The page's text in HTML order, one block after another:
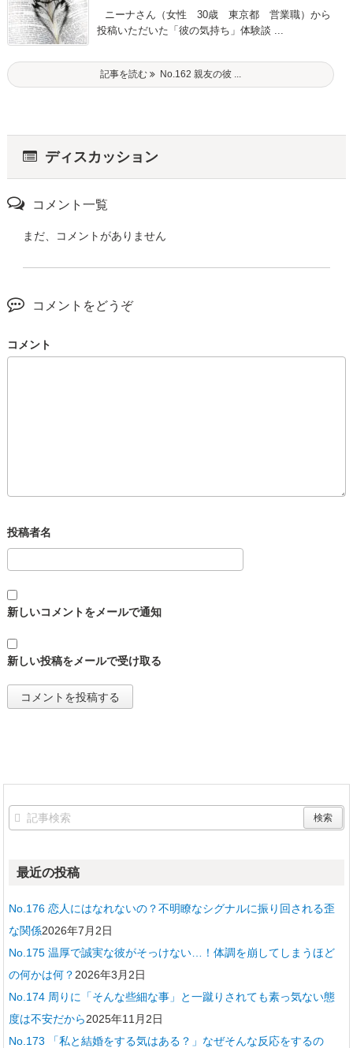
ニーナさん（女性 30歳 東京都 営業職）から
投稿いただいた「彼の気持ち」体験談 ...
記事を読む No.162 親友の彼 ...
ディスカッション
コメント一覧
まだ、コメントがありません
コメントをどうぞ
コメント
新しいコメントをメールで通知
新しい投稿をメールで受け取る
最近の投稿
No.176 恋人にはなれないの？不明瞭なシグナルに振り回される歪
な関係2026年7月2日
No.175 温厚で誠実な彼がそっけない…！体調を崩してしまうほど
の何かは何？ 2026年3月2日
No.174 周りに「そんな些細な事」と一蹴りされても素っ気ない態
度は不安だから2025年11月2日
No.173 「私と結婚をする気はある？」なぜそんな反応をするの